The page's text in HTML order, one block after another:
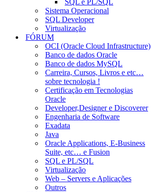
SQL e PL/SQL
Sistema Operacional
SQL Developer
Virtualização
FÓRUM
OCI (Oracle Cloud Infrastructure)
Banco de dados Oracle
Banco de dados MySQL
Carreira, Cursos, Livros e etc…
sobre tecnologia !
Certificação em Tecnologias
Oracle
Developer,Designer e Discoverer
Engenharia de Software
Exadata
Java
Oracle Applications, E-Business
Suite, etc… e Fusion
SQL e PL/SQL
Virtualização
Web – Servers e Aplicações
Outros